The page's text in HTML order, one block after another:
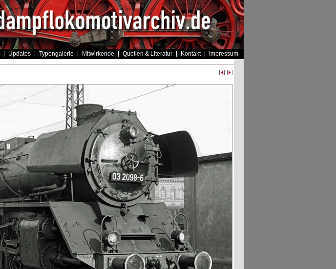
Updates Typengalerie Mitwirkende Quellen & Literatur Kontakt Impressum